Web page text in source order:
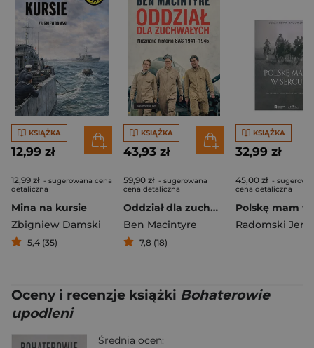
KSIĄŻKA
12,99 zł
12,99 zł - sugerowana cena
detaliczna
Mina na kursie
Zbigniew Damski
5,4 (35)
KSIĄŻKA
43,93 zł
59,90 zł - sugerowana
cena detaliczna
Oddział dla zuchwałych. Nieznana historia SAS 1941-1945
Ben Macintyre
7,8 (18)
KSIĄŻKA
32,99 zł
45,00 zł -
cena detaliczna
Oceny i recenzje książki Bohaterowie
upodleni
Średnia ocen: